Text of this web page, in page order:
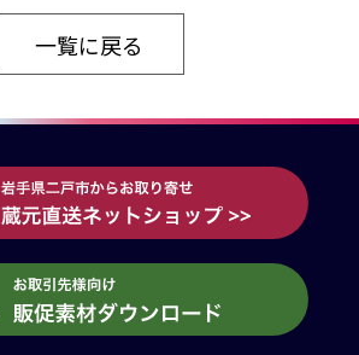
一覧に戻る